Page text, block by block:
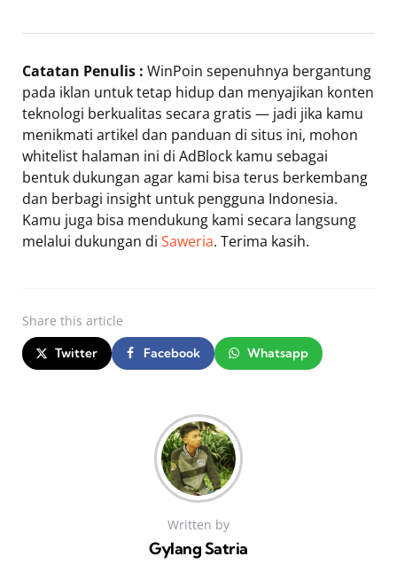
Catatan Penulis : WinPoin sepenuhnya bergantung
pada iklan untuk tetap hidup dan menyajikan konten
teknologi berkualitas secara gratis — jadi jika kamu
menikmati artikel dan panduan di situs ini, mohon
whitelist halaman ini di AdBlock kamu sebagai
bentuk dukungan agar kami bisa terus berkembang
dan berbagi insight untuk pengguna Indonesia.
Kamu juga bisa mendukung kami secara langsung
melalui dukungan di Saweria. Terima kasih.
Share this article
Twitter Facebook Whatsapp
Written by
Gylang Satria